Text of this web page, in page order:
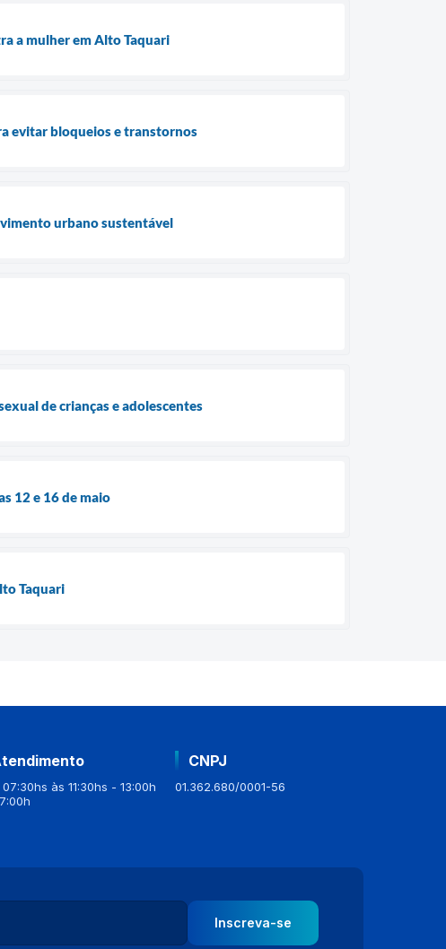
a mulher em Alto Taquari
evitar bloqueios e transtornos
urbano sustentável
de crianças e adolescentes
12 e 16 de maio
Taquari
às 11:30hs - 13:00h
CNPJ
01.362.680/0001-56
Inscreva-se